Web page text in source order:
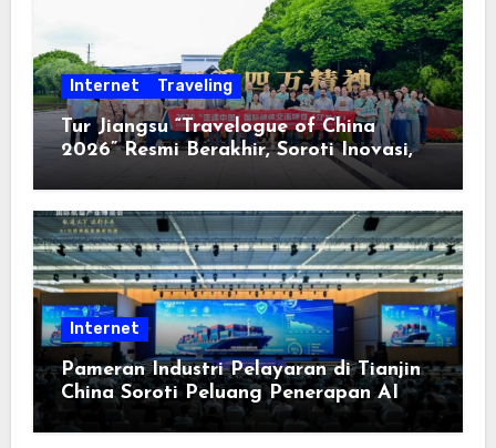
Internet Traveling
Tur Jiangsu “Travelogue of China
2026” Resmi Berakhir, Soroti Inovasi,
Keterbukaan, dan Pembangunan
Berorientasi pada Masyarakat
Internet
Pameran Industri Pelayaran di Tianjin
China Soroti Peluang Penerapan AI